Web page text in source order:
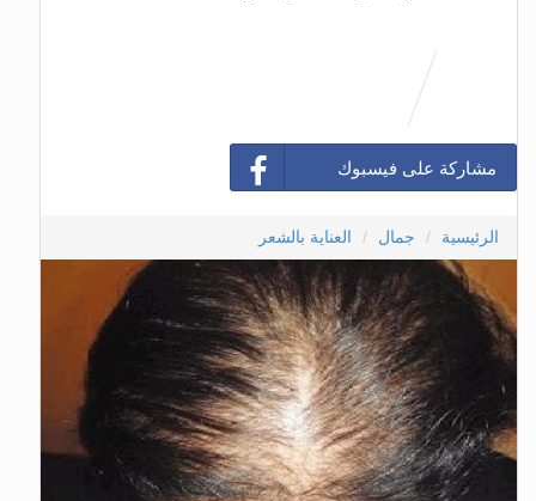
مشاركة على فيسبوك
الرئيسية جمال العناية بالشعر